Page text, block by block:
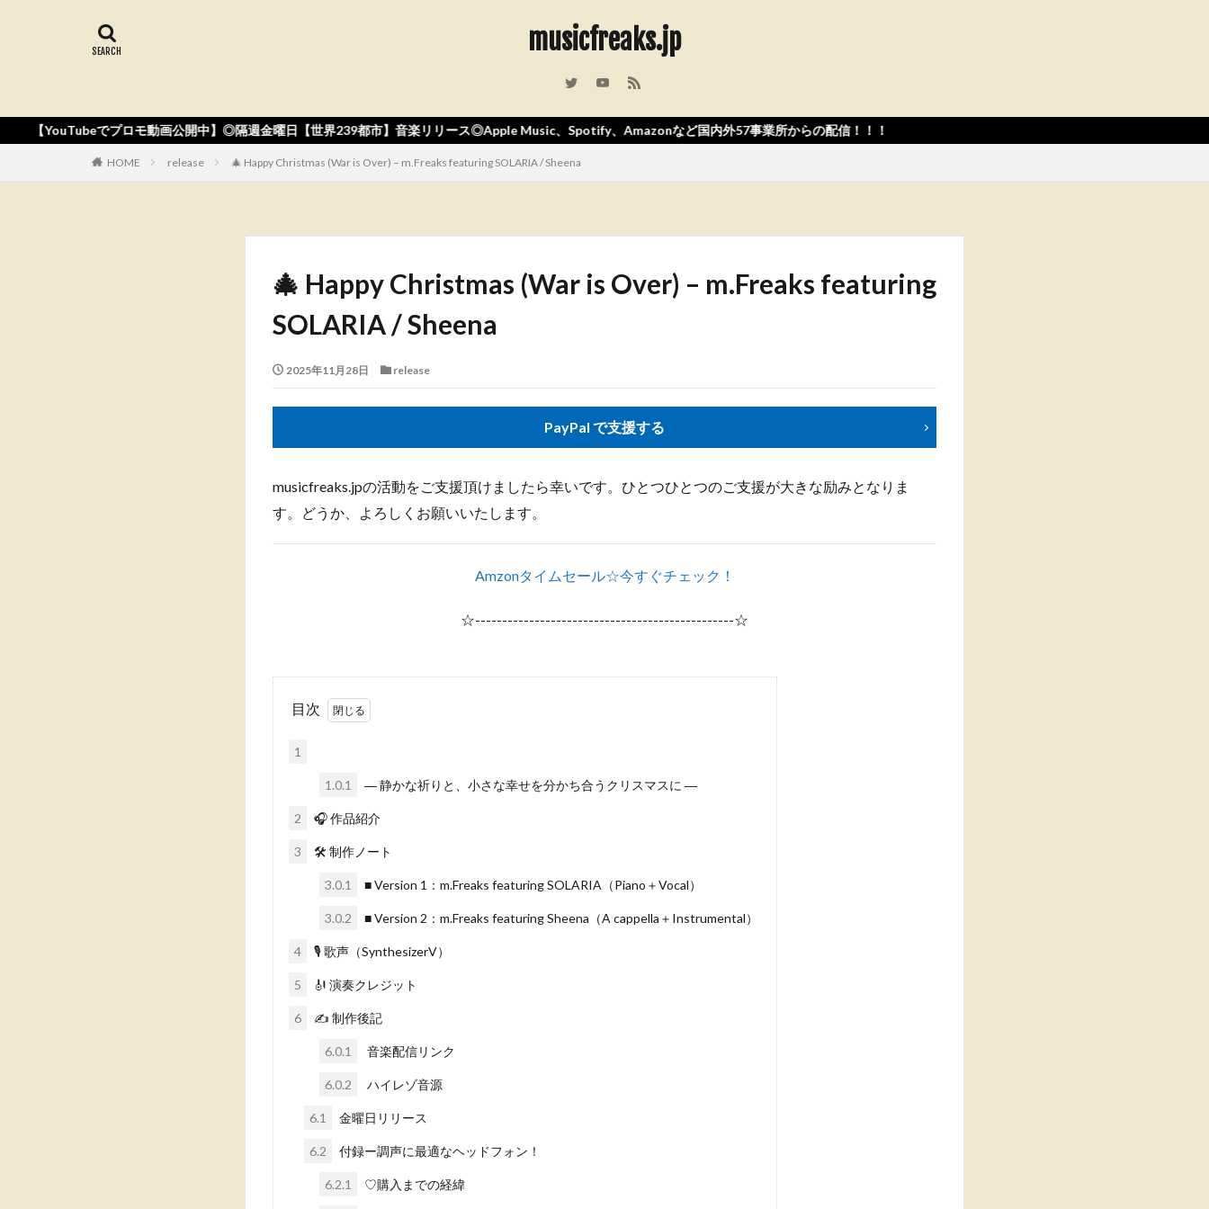
musicfreaks.jp
ロモ動画公開中】◎隔週金曜日【世界239都市】音楽リリース◎Apple Music、Spotify、Amazonなど国内外57事業所からの配信！！！
HOME release 🎄 Happy Christmas (War is Over) – m.Freaks featuring SOLARIA / Sheena
🎄 Happy Christmas (War is Over) – m.Freaks featuring
SOLARIA / Sheena
2025年11月28日 release
PayPal で支援する
musicfreaks.jpの活動をご支援頂けましたら幸いです。ひとつひとつのご支援が大きな励みとなりま
す。どうか、よろしくお願いいたします。
Amzonタイムセール☆今すぐチェック！
☆------------------------------------------------☆
目次
1
1.0.1 ― 静かな祈りと、小さな幸せを分かち合うクリスマスに ―
2 🎧 作品紹介
3 🛠 制作ノート
3.0.1 ■ Version 1：m.Freaks featuring SOLARIA（Piano＋Vocal）
3.0.2 ■ Version 2：m.Freaks featuring Sheena（A cappella＋Instrumental）
4 🎙 歌声（SynthesizerV）
5 🎻 演奏クレジット
6 ✍️ 制作後記
6.0.1 音楽配信リンク
6.0.2 ハイレゾ音源
6.1 金曜日リリース
6.2 付録ー調声に最適なヘッドフォン！
6.2.1 ♡購入までの経緯